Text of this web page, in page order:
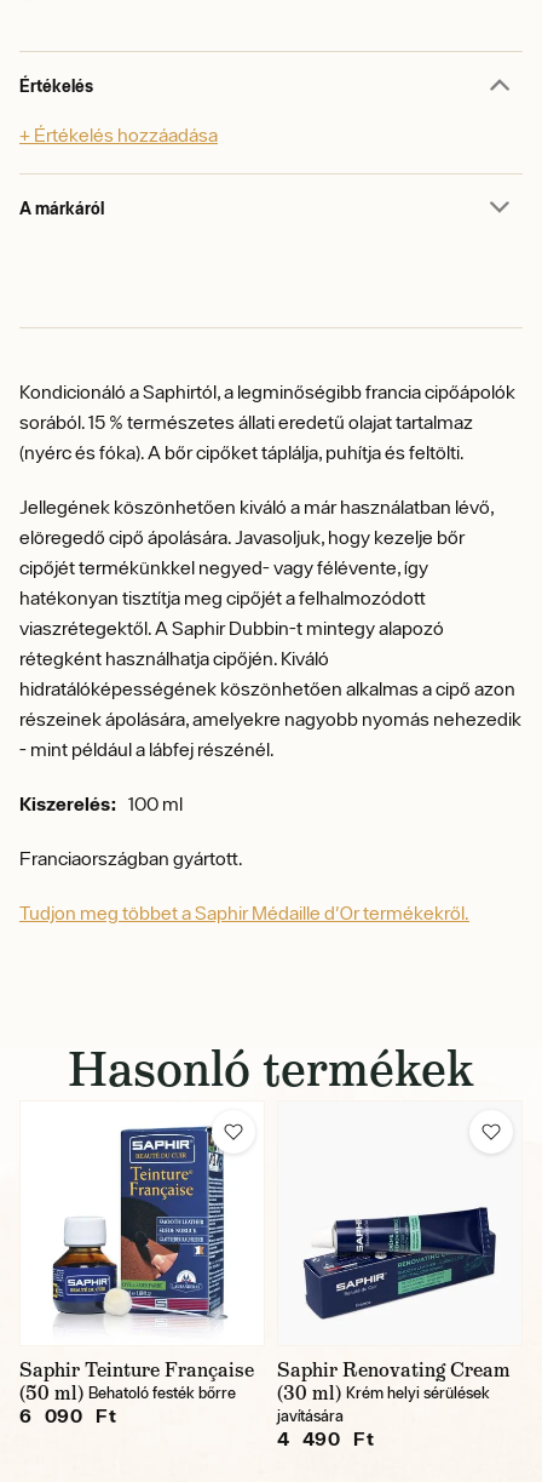
Értékelés
+ Értékelés hozzáadása
A márkáról
Kondicionáló a Saphirtól, a legminőségibb francia cipőápolók
sorából. 15 % természetes állati eredetű olajat tartalmaz
(nyérc és fóka). A bőr cipőket táplálja, puhítja és feltölti.
Jellegének köszönhetően kiváló a már használatban lévő,
elöregedő cipő ápolására. Javasoljuk, hogy kezelje bőr
cipőjét termékünkkel negyed- vagy félévente, így
hatékonyan tisztítja meg cipőjét a felhalmozódott
viaszrétegektől. A Saphir Dubbin-t mintegy alapozó
rétegként használhatja cipőjén. Kiváló
hidratálóképességének köszönhetően alkalmas a cipő azon
részeinek ápolására, amelyekre nagyobb nyomás nehezedik
- mint például a lábfej részénél.
Kiszerelés: 100 ml
Franciaországban gyártott.
Tudjon meg többet a Saphir Médaille d'Or termékekről.
Hasonló termékek
Saphir Teinture Française
(50 ml) Behatoló festék bőrre
6 090 Ft
Saphir Renovating Cream
(30 ml) Krém helyi sérülések
javítására
4 490 Ft